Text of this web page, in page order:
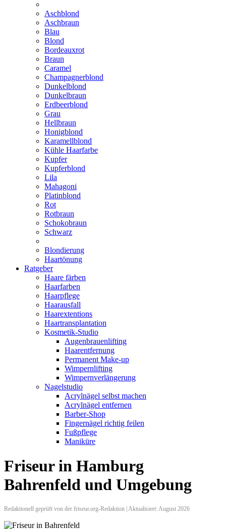
Aschblond
Aschbraun
Blau
Blond
Bordeauxrot
Braun
Caramel
Champagnerblond
Dunkelblond
Dunkelbraun
Erdbeerblond
Grau
Hellbraun
Honigblond
Karamellblond
Kühle Haarfarbe
Kupfer
Kupferblond
Lila
Mahagoni
Platinblond
Rot
Rotbraun
Schokobraun
Schwarz
Blondierung
Haartönung
Ratgeber
Haare färben
Haarfarben
Haarpflege
Haarausfall
Haarextentions
Haartransplantation
Kosmetik-Studio
Augenbrauenlifting
Haarentfernung
Permanent Make-up
Wimpernlifting
Wimpernverlängerung
Nagelstudio
Acrylnägel selbst machen
Acrylnägel entfernen
Barber-Shop
Fingernägel richtig feilen
Fußpflege
Maniküre
Friseur in Hamburg
Bahrenfeld und Umgebung
Redaktionell geprüft von der friseur.org-Redaktion | Aktualisiert: August 2026